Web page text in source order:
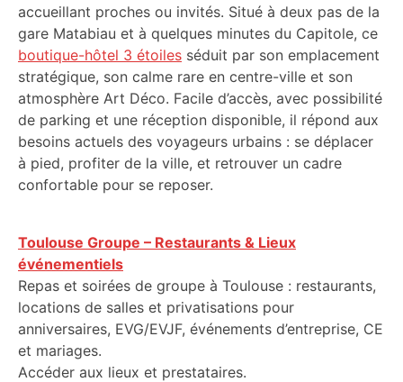
accueillant proches ou invités. Situé à deux pas de la
gare Matabiau et à quelques minutes du Capitole, ce
boutique-hôtel 3 étoiles séduit par son emplacement
stratégique, son calme rare en centre-ville et son
atmosphère Art Déco. Facile d’accès, avec possibilité
de parking et une réception disponible, il répond aux
besoins actuels des voyageurs urbains : se déplacer
à pied, profiter de la ville, et retrouver un cadre
confortable pour se reposer.
Toulouse Groupe – Restaurants & Lieux
événementiels
Repas et soirées de groupe à Toulouse : restaurants,
locations de salles et privatisations pour
anniversaires, EVG/EVJF, événements d’entreprise, CE
et mariages.
Accéder aux lieux et prestataires.